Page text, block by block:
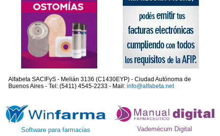
Alfabeta SACIFyS - Melián 3136 (C1430EYP) - Ciudad Autónoma de
Buenos Aires - Tel: (5411) 4545-2233 - Mail: info@alfabeta.net
Software para farmacias Vademécum Digital